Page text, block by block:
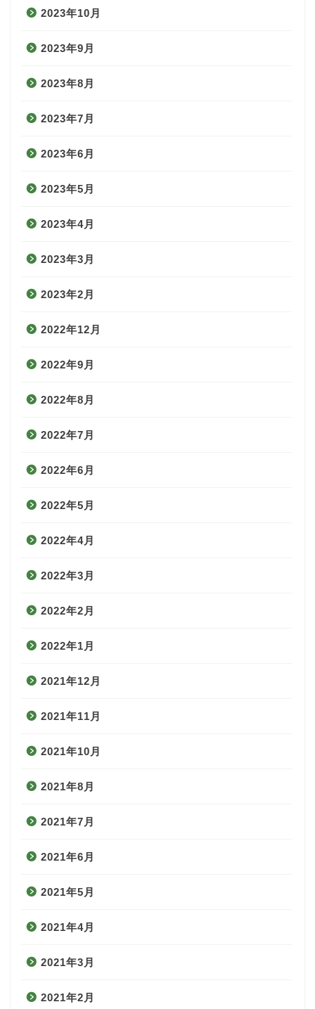
2023年10月
2023年9月
2023年8月
2023年7月
2023年6月
2023年5月
2023年4月
2023年3月
2023年2月
2022年12月
2022年9月
2022年8月
2022年7月
2022年6月
2022年5月
2022年4月
2022年3月
2022年2月
2022年1月
2021年12月
2021年11月
2021年10月
2021年8月
2021年7月
2021年6月
2021年5月
2021年4月
2021年3月
2021年2月